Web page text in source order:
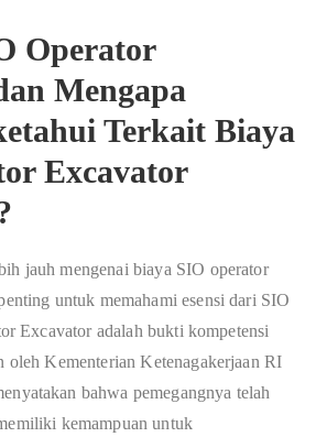
Operator
Mengapa
Terkait Biaya
Excavator
jauh mengenai biaya SIO operator
untuk memahami esensi dari SIO
Excavator adalah bukti kompetensi
oleh Kementerian Ketenagakerjaan RI
bahwa pemegangnya telah
kemampuan untuk